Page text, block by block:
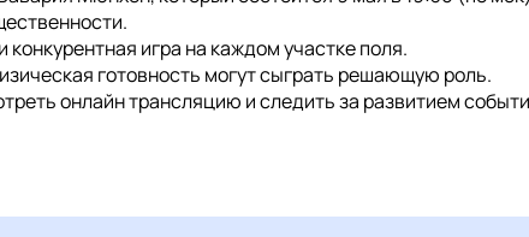
игра на каждом участке поля.
готовность могут сыграть решающую роль.
онлайн трансляцию и следить за развитием